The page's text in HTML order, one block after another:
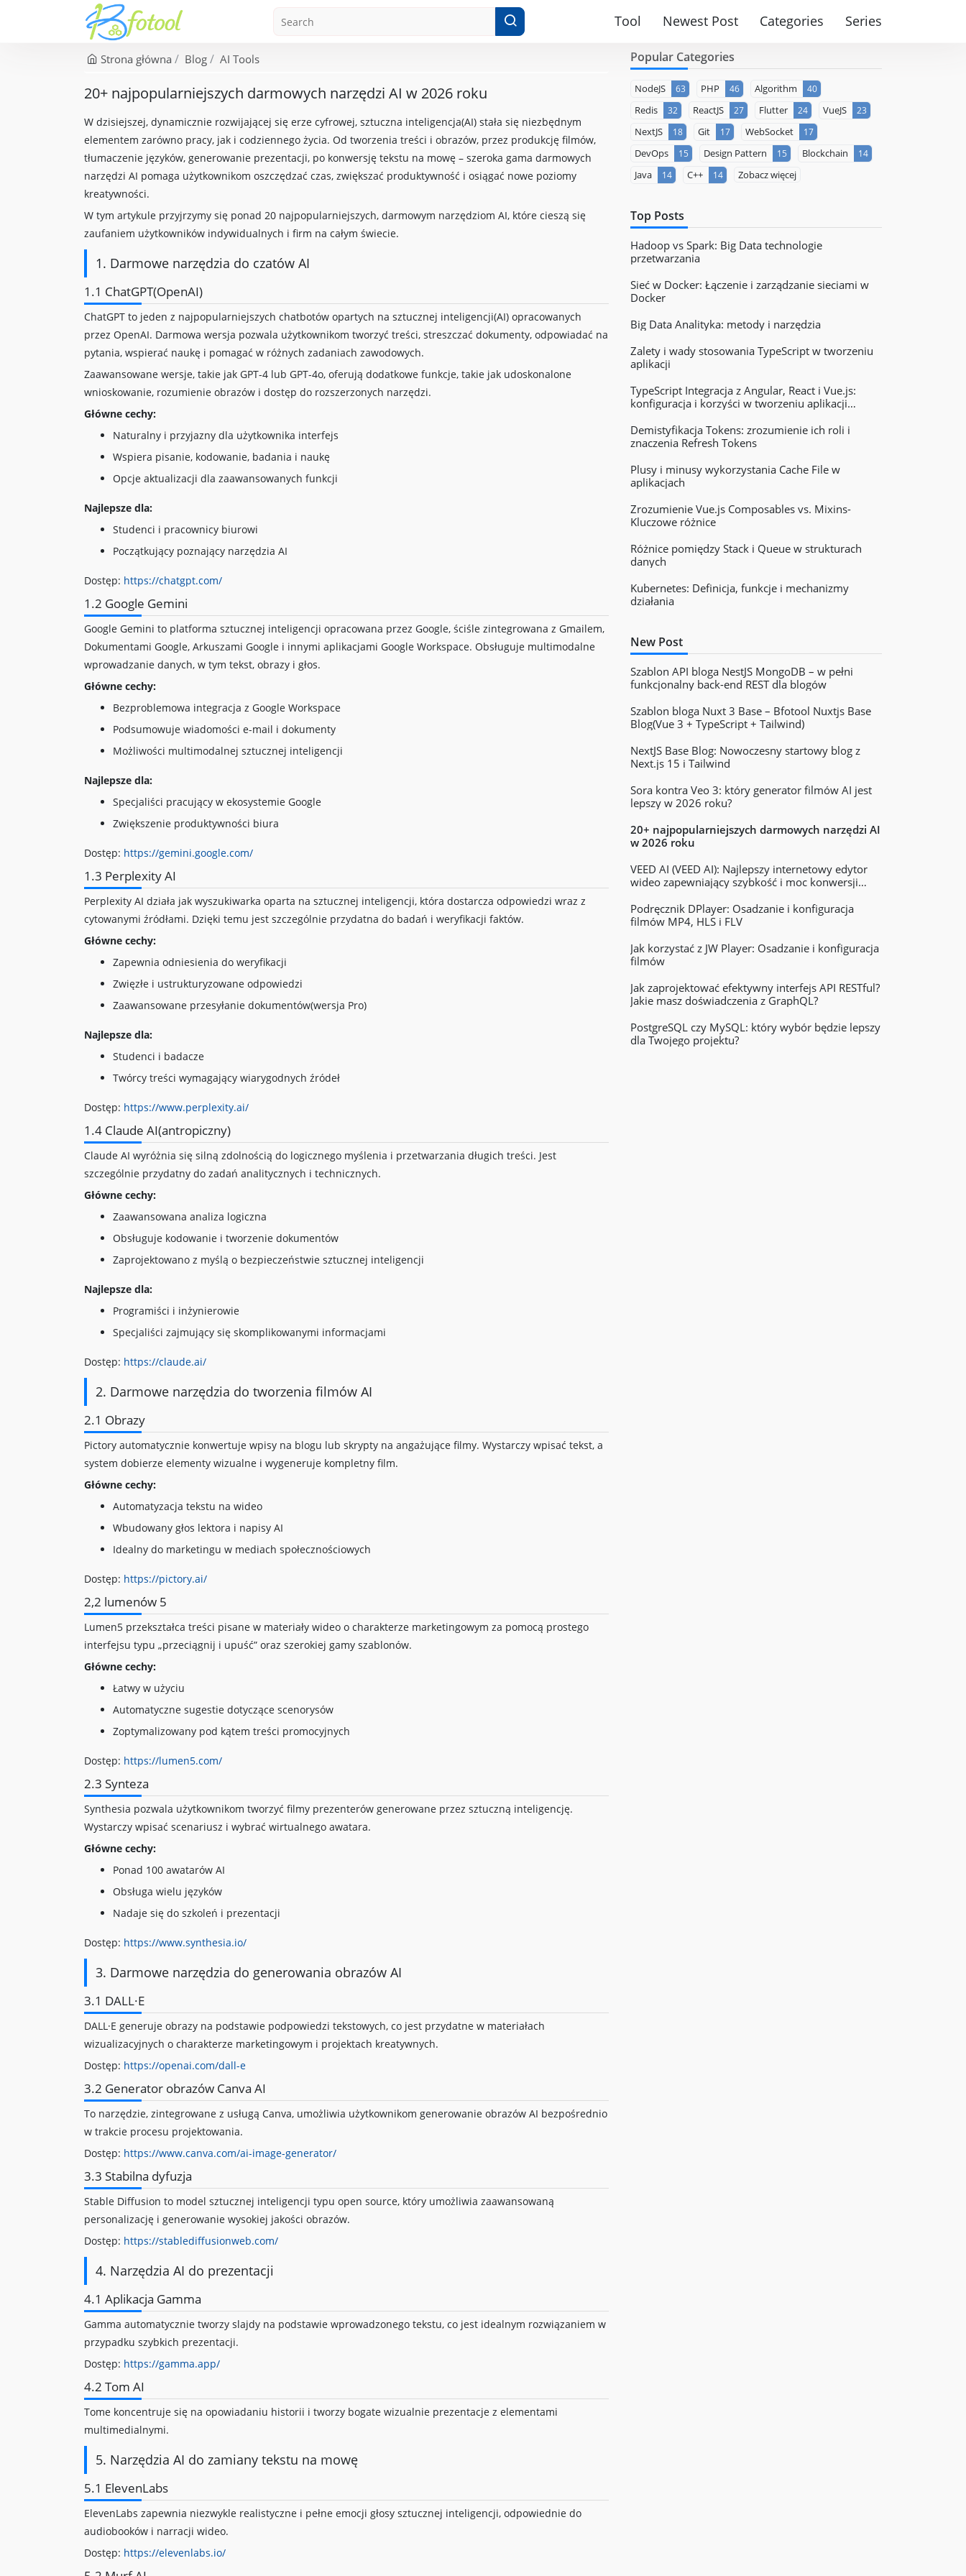
Tool Newest Post Categories Series
Strona główna Blog AI Tools
20+ najpopularniejszych darmowych narzędzi AI w 2026 roku
W dzisiejszej, dynamicznie rozwijającej się erze cyfrowej, sztuczna inteligencja(AI) stała się niezbędnym
elementem zarówno pracy, jak i codziennego życia. Od tworzenia treści i obrazów, przez produkcję filmów,
tłumaczenie języków, generowanie prezentacji, po konwersję tekstu na mowę – szeroka gama darmowych
narzędzi AI pomaga użytkownikom oszczędzać czas, zwiększać produktywność i osiągać nowe poziomy
kreatywności.
W tym artykule przyjrzymy się ponad 20 najpopularniejszych, darmowym narzędziom AI, które cieszą się
zaufaniem użytkowników indywidualnych i firm na całym świecie.
1. Darmowe narzędzia do czatów AI
1.1 ChatGPT(OpenAI)
ChatGPT to jeden z najpopularniejszych chatbotów opartych na sztucznej inteligencji(AI) opracowanych
przez OpenAI. Darmowa wersja pozwala użytkownikom tworzyć treści, streszczać dokumenty, odpowiadać na
pytania, wspierać naukę i pomagać w różnych zadaniach zawodowych.
Zaawansowane wersje, takie jak GPT-4 lub GPT-4o, oferują dodatkowe funkcje, takie jak udoskonalone
wnioskowanie, rozumienie obrazów i dostęp do rozszerzonych narzędzi.
Główne cechy:
Naturalny i przyjazny dla użytkownika interfejs
Wspiera pisanie, kodowanie, badania i naukę
Opcje aktualizacji dla zaawansowanych funkcji
Najlepsze dla:
Studenci i pracownicy biurowi
Początkujący poznający narzędzia AI
Dostęp: https://chatgpt.com/
1.2 Google Gemini
Google Gemini to platforma sztucznej inteligencji opracowana przez Google, ściśle zintegrowana z Gmailem,
Dokumentami Google, Arkuszami Google i innymi aplikacjami Google Workspace. Obsługuje multimodalne
wprowadzanie danych, w tym tekst, obrazy i głos.
Główne cechy:
Bezproblemowa integracja z Google Workspace
Podsumowuje wiadomości e-mail i dokumenty
Możliwości multimodalnej sztucznej inteligencji
Najlepsze dla:
Specjaliści pracujący w ekosystemie Google
Zwiększenie produktywności biura
Dostęp: https://gemini.google.com/
1.3 Perplexity AI
Perplexity AI działa jak wyszukiwarka oparta na sztucznej inteligencji, która dostarcza odpowiedzi wraz z
cytowanymi źródłami. Dzięki temu jest szczególnie przydatna do badań i weryfikacji faktów.
Główne cechy:
Zapewnia odniesienia do weryfikacji
Zwięzłe i ustrukturyzowane odpowiedzi
Zaawansowane przesyłanie dokumentów(wersja Pro)
Najlepsze dla:
Studenci i badacze
Twórcy treści wymagający wiarygodnych źródeł
Dostęp: https://www.perplexity.ai/
1.4 Claude AI(antropiczny)
Claude AI wyróżnia się silną zdolnością do logicznego myślenia i przetwarzania długich treści. Jest
szczególnie przydatny do zadań analitycznych i technicznych.
Główne cechy:
Zaawansowana analiza logiczna
Obsługuje kodowanie i tworzenie dokumentów
Zaprojektowano z myślą o bezpieczeństwie sztucznej inteligencji
Najlepsze dla:
Programiści i inżynierowie
Specjaliści zajmujący się skomplikowanymi informacjami
Dostęp: https://claude.ai/
2. Darmowe narzędzia do tworzenia filmów AI
2.1 Obrazy
Pictory automatycznie konwertuje wpisy na blogu lub skrypty na angażujące filmy. Wystarczy wpisać tekst, a
system dobierze elementy wizualne i wygeneruje kompletny film.
Główne cechy:
Automatyzacja tekstu na wideo
Wbudowany głos lektora i napisy AI
Idealny do marketingu w mediach społecznościowych
Dostęp: https://pictory.ai/
2,2 lumenów 5
Lumen5 przekształca treści pisane w materiały wideo o charakterze marketingowym za pomocą prostego
interfejsu typu „przeciągnij i upuść” oraz szerokiej gamy szablonów.
Główne cechy:
Łatwy w użyciu
Automatyczne sugestie dotyczące scenorysów
Zoptymalizowany pod kątem treści promocyjnych
Dostęp: https://lumen5.com/
2.3 Synteza
Synthesia pozwala użytkownikom tworzyć filmy prezenterów generowane przez sztuczną inteligencję.
Wystarczy wpisać scenariusz i wybrać wirtualnego awatara.
Główne cechy:
Ponad 100 awatarów AI
Obsługa wielu języków
Nadaje się do szkoleń i prezentacji
Dostęp: https://www.synthesia.io/
3. Darmowe narzędzia do generowania obrazów AI
3.1 DALL·E
DALL·E generuje obrazy na podstawie podpowiedzi tekstowych, co jest przydatne w materiałach
wizualizacyjnych o charakterze marketingowym i projektach kreatywnych.
Dostęp: https://openai.com/dall-e
3.2 Generator obrazów Canva AI
To narzędzie, zintegrowane z usługą Canva, umożliwia użytkownikom generowanie obrazów AI bezpośrednio
w trakcie procesu projektowania.
Dostęp: https://www.canva.com/ai-image-generator/
3.3 Stabilna dyfuzja
Stable Diffusion to model sztucznej inteligencji typu open source, który umożliwia zaawansowaną
personalizację i generowanie wysokiej jakości obrazów.
Dostęp: https://stablediffusionweb.com/
4. Narzędzia AI do prezentacji
4.1 Aplikacja Gamma
Gamma automatycznie tworzy slajdy na podstawie wprowadzonego tekstu, co jest idealnym rozwiązaniem w
przypadku szybkich prezentacji.
Dostęp: https://gamma.app/
4.2 Tom AI
Tome koncentruje się na opowiadaniu historii i tworzy bogate wizualnie prezentacje z elementami
multimedialnymi.
5. Narzędzia AI do zamiany tekstu na mowę
5.1 ElevenLabs
ElevenLabs zapewnia niezwykle realistyczne i pełne emocji głosy sztucznej inteligencji, odpowiednie do
audiobooków i narracji wideo.
Dostęp: https://elevenlabs.io/
Popular Categories
NodeJS 63 PHP 46 Algorithm 40
Redis 32 ReactJS 27 Flutter 24 VueJS 23
NextJS 18 Git 17 WebSocket 17
DevOps 15 Design Pattern 15 Blockchain 14
Java 14 C++ 14 Zobacz więcej
Top Posts
Hadoop vs Spark: Big Data technologie
przetwarzania
Sieć w Docker: Łączenie i zarządzanie sieciami w
Docker
Big Data Analityka: metody i narzędzia
Zalety i wady stosowania TypeScript w tworzeniu
aplikacji
TypeScript Integracja z Angular, React i Vue.js:
konfiguracja i korzyści w tworzeniu aplikacji
Demistyfikacja Tokens: zrozumienie ich roli i
znaczenia Refresh Tokens
Plusy i minusy wykorzystania Cache File w
aplikacjach
Zrozumienie Vue.js Composables vs. Mixins-
Kluczowe różnice
Różnice pomiędzy Stack i Queue w strukturach
danych
Kubernetes: Definicja, funkcje i mechanizmy
działania
New Post
Szablon API bloga NestJS MongoDB – w pełni
funkcjonalny back-end REST dla blogów
Szablon bloga Nuxt 3 Base – Bfotool Nuxtjs Base
Blog(Vue 3 + TypeScript + Tailwind)
NextJS Base Blog: Nowoczesny startowy blog z
Next.js 15 i Tailwind
Sora kontra Veo 3: który generator filmów AI jest
lepszy w 2026 roku?
20+ najpopularniejszych darmowych narzędzi AI
w 2026 roku
VEED AI (VEED AI): Najlepszy internetowy edytor
wideo zapewniający szybkość i moc konwersji
Podręcznik DPlayer: Osadzanie i konfiguracja
filmów MP4, HLS i FLV
Jak korzystać z JW Player: Osadzanie i konfiguracja
filmów
Jak zaprojektować efektywny interfejs API RESTful?
Jakie masz doświadczenia z GraphQL?
PostgreSQL czy MySQL: który wybór będzie lepszy
dla Twojego projektu?